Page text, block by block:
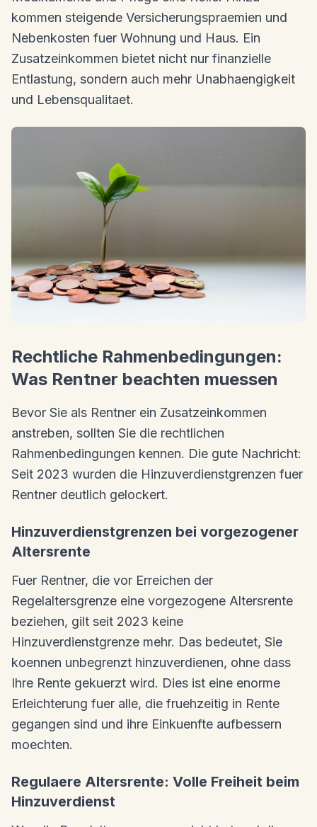
kommen steigende Versicherungspraemien und
Nebenkosten fuer Wohnung und Haus. Ein
Zusatzeinkommen bietet nicht nur finanzielle
Entlastung, sondern auch mehr Unabhaengigkeit
und Lebensqualitaet.
Rechtliche Rahmenbedingungen:
Was Rentner beachten muessen
Bevor Sie als Rentner ein Zusatzeinkommen
anstreben, sollten Sie die rechtlichen
Rahmenbedingungen kennen. Die gute Nachricht:
Seit 2023 wurden die Hinzuverdienstgrenzen fuer
Rentner deutlich gelockert.
Hinzuverdienstgrenzen bei vorgezogener
Altersrente
Fuer Rentner, die vor Erreichen der
Regelaltersgrenze eine vorgezogene Altersrente
beziehen, gilt seit 2023 keine
Hinzuverdienstgrenze mehr. Das bedeutet, Sie
koennen unbegrenzt hinzuverdienen, ohne dass
Ihre Rente gekuerzt wird. Dies ist eine enorme
Erleichterung fuer alle, die fruehzeitig in Rente
gegangen sind und ihre Einkuenfte aufbessern
moechten.
Regulaere Altersrente: Volle Freiheit beim
Hinzuverdienst